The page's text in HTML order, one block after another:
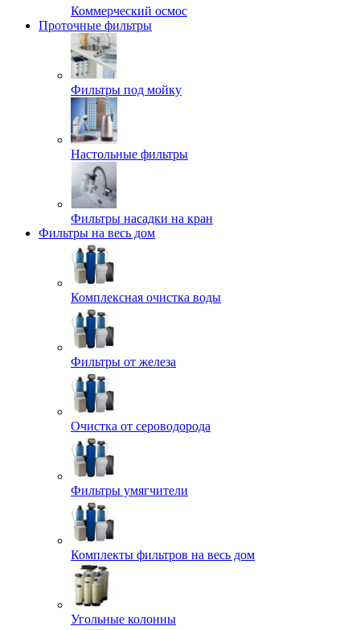
Коммерческий осмос
Проточные фильтры
Фильтры под мойку
Настольные фильтры
Фильтры насадки на кран
Фильтры на весь дом
Комплексная очистка воды
Фильтры от железа
Очистка от сероводорода
Фильтры умягчители
Комплекты фильтров на весь дом
Угольные колонны